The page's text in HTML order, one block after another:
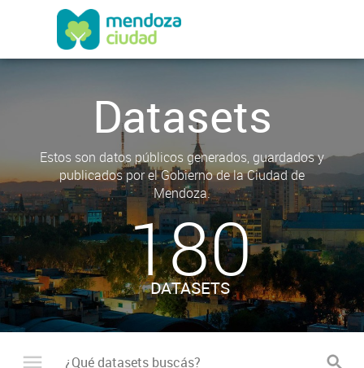
Datasets
Estos son datos públicos generados, guardados y
publicados por el Gobierno de la Ciudad de
Mendoza.
180
DATASETS